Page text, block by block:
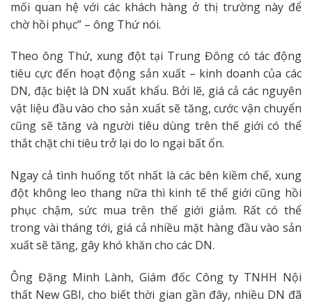
mối quan hệ với các khách hàng ở thị trường này để
chờ hồi phục” – ông Thứ nói.
Theo ông Thứ, xung đột tại Trung Đông có tác động
tiêu cực đến hoạt động sản xuất – kinh doanh của các
DN, đặc biệt là DN xuất khẩu. Bởi lẽ, giá cả các nguyên
vật liệu đầu vào cho sản xuất sẽ tăng, cước vận chuyển
cũng sẽ tăng và người tiêu dùng trên thế giới có thể
thắt chặt chi tiêu trở lại do lo ngại bất ổn.
Ngay cả tình huống tốt nhất là các bên kiềm chế, xung
đột không leo thang nữa thì kinh tế thế giới cũng hồi
phục chậm, sức mua trên thế giới giảm. Rất có thể
trong vài tháng tới, giá cả nhiều mặt hàng đầu vào sản
xuất sẽ tăng, gây khó khăn cho các DN.
Ông Đặng Minh Lành, Giám đốc Công ty TNHH Nội
thất New GBI, cho biết thời gian gần đây, nhiều DN đã